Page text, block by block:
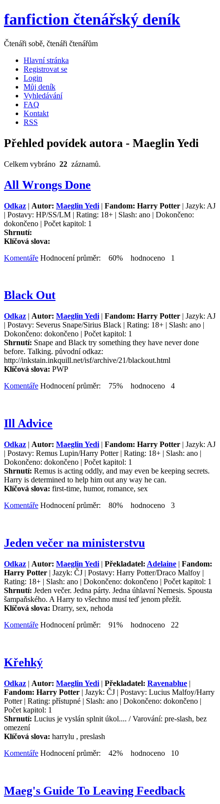
fanfiction čtenářský deník
Čtenáři sobě, čtenáři čtenářům
Hlavní stránka
Registrovat se
Login
Můj deník
Vyhledávání
FAQ
Kontakt
RSS
Přehled povídek autora - Maeglin Yedi
Celkem vybráno 22 záznamů.
All Wrongs Done
Odkaz | Autor: Maeglin Yedi | Fandom: Harry Potter | Jazyk: AJ
| Postavy: HP/SS/LM | Rating: 18+ | Slash: ano | Dokončeno:
dokončeno | Počet kapitol: 1
Shrnutí:
Klíčová slova:
Komentáře Hodnocení průměr: 60% hodnoceno 1
Black Out
Odkaz | Autor: Maeglin Yedi | Fandom: Harry Potter | Jazyk: AJ
| Postavy: Severus Snape/Sirius Black | Rating: 18+ | Slash: ano |
Dokončeno: dokončeno | Počet kapitol: 1
Shrnutí: Snape and Black try something they have never done
before. Talking. původní odkaz:
http://inkstain.inkquill.net/isf/archive/21/blackout.html
Klíčová slova: PWP
Komentáře Hodnocení průměr: 75% hodnoceno 4
Ill Advice
Odkaz | Autor: Maeglin Yedi | Fandom: Harry Potter | Jazyk: AJ
| Postavy: Remus Lupin/Harry Potter | Rating: 18+ | Slash: ano |
Dokončeno: dokončeno | Počet kapitol: 1
Shrnutí: Remus is acting oddly, and may even be keeping secrets.
Harry is determined to help him out any way he can.
Klíčová slova: first-time, humor, romance, sex
Komentáře Hodnocení průměr: 80% hodnoceno 3
Jeden večer na ministerstvu
Odkaz | Autor: Maeglin Yedi | Překladatel: Adelaine | Fandom:
Harry Potter | Jazyk: ČJ | Postavy: Harry Potter/Draco Malfoy |
Rating: 18+ | Slash: ano | Dokončeno: dokončeno | Počet kapitol: 1
Shrnutí: Jeden večer. Jedna párty. Jedna úhlavní Nemesis. Spousta
šampaňského. A Harry to všechno musí teď jenom přežít.
Klíčová slova: Drarry, sex, nehoda
Komentáře Hodnocení průměr: 91% hodnoceno 22
Křehký
Odkaz | Autor: Maeglin Yedi | Překladatel: Ravenablue |
Fandom: Harry Potter | Jazyk: ČJ | Postavy: Lucius Malfoy/Harry
Potter | Rating: přístupné | Slash: ano | Dokončeno: dokončeno |
Počet kapitol: 1
Shrnutí: Lucius je vyslán splnit úkol.... / Varování: pre-slash, bez
omezení
Klíčová slova: harrylu , preslash
Komentáře Hodnocení průměr: 42% hodnoceno 10
Maeg's Guide To Leaving Feedback